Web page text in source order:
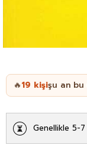
🔥19 kişişu an bu
Genellikle 5-